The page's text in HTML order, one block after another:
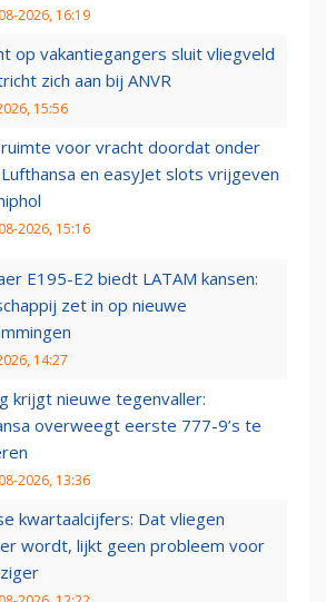
2026, 16:19
op vakantiegangers sluit vliegveld
zich aan bij ANVR
15:56
voor vracht doordat onder
en easyJet slots vrijgeven
2026, 15:16
E195-E2 biedt LATAM kansen:
zet in op nieuwe
14:27
krijgt nieuwe tegenvaller:
overweegt eerste 777-9’s te
2026, 13:36
kwartaalcijfers: Dat vliegen
wordt, lijkt geen probleem voor